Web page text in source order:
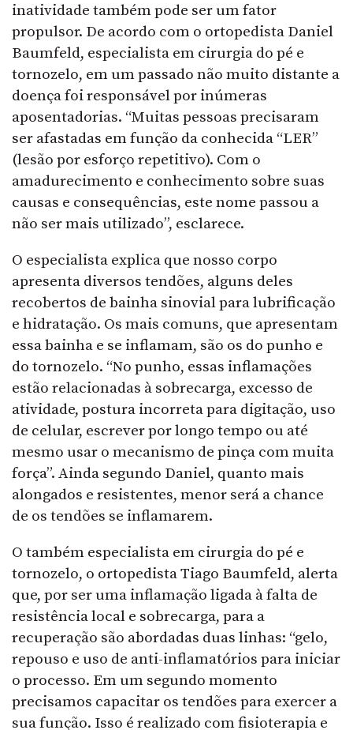
inatividade também pode ser um fator
propulsor. De acordo com o ortopedista Daniel
Baumfeld, especialista em cirurgia do pé e
tornozelo, em um passado não muito distante a
doença foi responsável por inúmeras
aposentadorias. “Muitas pessoas precisaram
ser afastadas em função da conhecida “LER”
(lesão por esforço repetitivo). Com o
amadurecimento e conhecimento sobre suas
causas e consequências, este nome passou a
não ser mais utilizado”, esclarece.
O especialista explica que nosso corpo
apresenta diversos tendões, alguns deles
recobertos de bainha sinovial para lubrificação
e hidratação. Os mais comuns, que apresentam
essa bainha e se inflamam, são os do punho e
do tornozelo. “No punho, essas inflamações
estão relacionadas à sobrecarga, excesso de
atividade, postura incorreta para digitação, uso
de celular, escrever por longo tempo ou até
mesmo usar o mecanismo de pinça com muita
força”. Ainda segundo Daniel, quanto mais
alongados e resistentes, menor será a chance
de os tendões se inflamarem.
O também especialista em cirurgia do pé e
tornozelo, o ortopedista Tiago Baumfeld, alerta
que, por ser uma inflamação ligada à falta de
resistência local e sobrecarga, para a
recuperação são abordadas duas linhas: “gelo,
repouso e uso de anti-inflamatórios para iniciar
o processo. Em um segundo momento
precisamos capacitar os tendões para exercer a
sua função. Isso é realizado com fisioterapia e